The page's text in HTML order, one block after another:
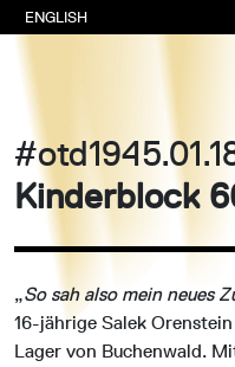
ENGLISH
Kinderblock
„So sah also mein neues
16-jährige Salek
Lager von Buchenwald.